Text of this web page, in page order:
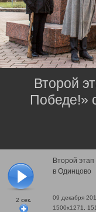
2 сек.
Второй
в Одинцово
09 декабря
1500x1271,
Второй
Победе!»